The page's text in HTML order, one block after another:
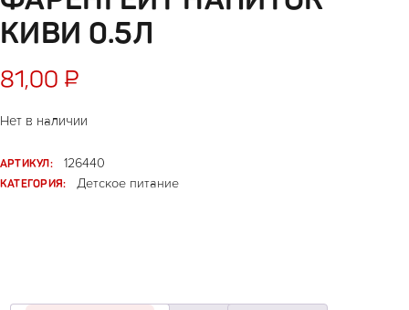
КИВИ 0.5Л
81,00 ₽
Нет в наличии
АРТИКУЛ:
126440
КАТЕГОРИЯ:
Детское питание